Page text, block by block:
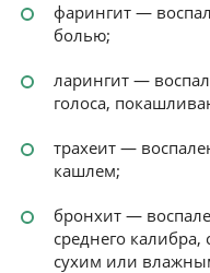
фарингит —
болью;
ларингит —
голоса,
трахеит —
кашлем;
бронхит —
среднего
сухим или